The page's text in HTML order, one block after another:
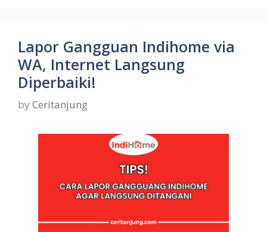
Lapor Gangguan Indihome via
WA, Internet Langsung
Diperbaiki!
by Ceritanjung